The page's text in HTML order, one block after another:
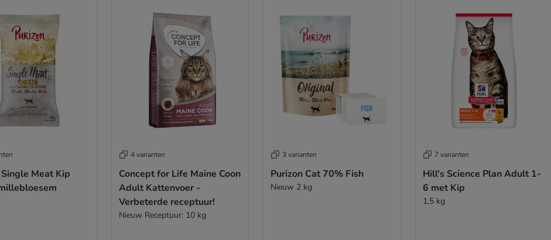
Meat Kip
4 varianten
Concept for Life Maine Coon
Adult Kattenvoer -
Verbeterde receptuur!
Nieuw Receptuur: 10 kg
3 varianten
Purizon Cat 70% Fish
Nieuw 2 kg
7 varianten
Hill's Science Plan Adult 1-
6 met Kip
1,5 kg